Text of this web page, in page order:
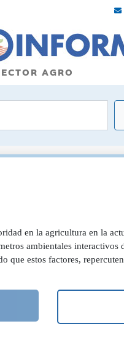
AGRO
en la agricultura en la
ambientales interactivos
que estos factores,